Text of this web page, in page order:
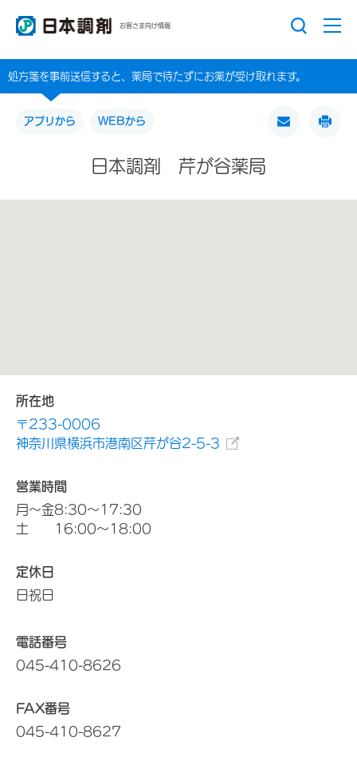
お客さま向け情報
処方箋を事前送信すると、薬局で待たずにお薬が受け取れます。
アプリから WEBから
日本調剤 芹が谷薬局
所在地
〒233-0006
神奈川県横浜市港南区芹が谷2-5-3
営業時間
月～金8:30～17:30
土 16:00～18:00
定休日
日祝日
電話番号
045-410-8626
FAX番号
045-410-8627